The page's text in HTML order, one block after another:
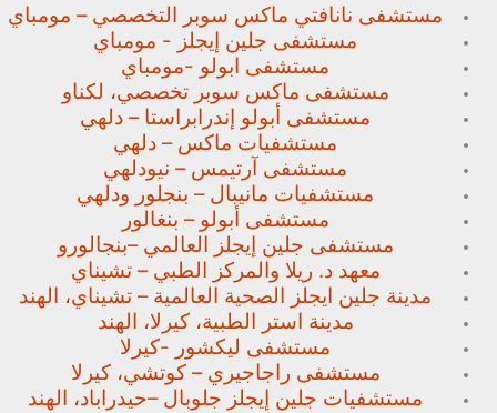
مستشفى نانافتي ماكس سوبر التخصصي – مومباي
مستشفى جلين إيجلز - مومباي
مستشفى ابولو -مومباي
مستشفى ماكس سوبر تخصصي، لكناو
مستشفى أبولو إندرابراستا – دلهي
مستشفيات ماكس – دلهي
مستشفى آرتيمس – نيودلهي
مستشفيات مانيبال – بنجلور ودلهي
مستشفى أبولو – بنغالور
مستشفى جلين إيجلز العالمي –بنجالورو
معهد د. ريلا والمركز الطبي – تشيناي
مدينة جلين ايجلز الصحية العالمية – تشيناي، الهند
مدينة استر الطبية، كيرلا، الهند
مستشفى ليكشور -كيرلا
مستشفى راجاجيري – كوتشي، كيرلا
مستشفيات جلين إيجلز جلوبال –حيدراباد، الهند